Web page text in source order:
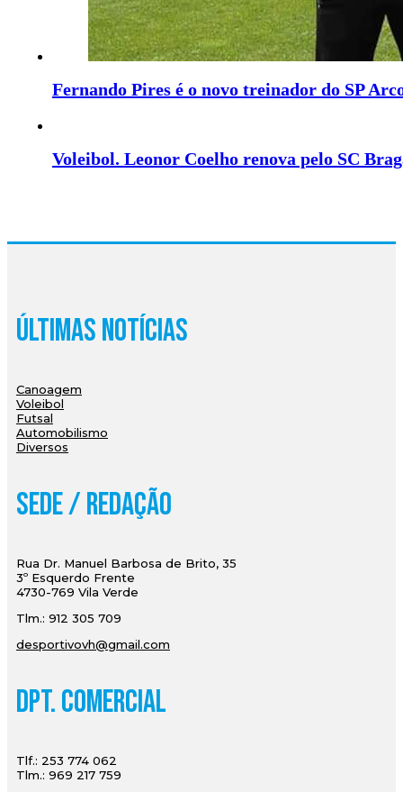
Fernando Pires é o novo treinador do SP
Voleibol. Leonor Coelho renova pelo SC
Últimas Notícias
Canoagem
Voleibol
Futsal
Automobilismo
Diversos
Sede / Redação
Rua Dr. Manuel Barbosa de Brito, 35
3º Esquerdo Frente
4730-769 Vila Verde
Tlm.: 912 305 709
desportivovh@gmail.com
Dpt. Comercial
Tlf.: 253 774 062
Tlm.: 969 217 759